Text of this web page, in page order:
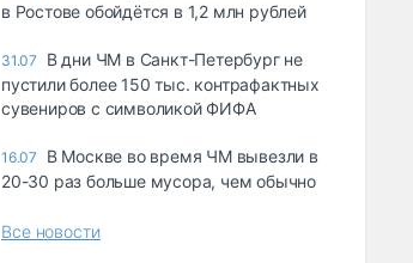
в Ростове обойдётся в 1,2 млн рублей
31.07
В дни ЧМ в Санкт-Петербург не
пустили более 150 тыс. контрафактных
сувениров с символикой ФИФА
16.07
В Москве во время ЧМ вывезли в
20-30 раз больше мусора, чем обычно
Все новости